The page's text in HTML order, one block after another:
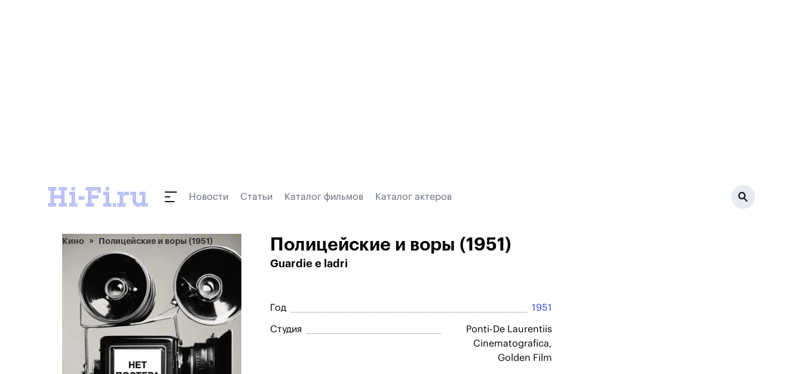
Новости Статьи Каталог фильмов Каталог актеров
Кино Полицейские и воры (1951) Полицейские и воры (1951)
Guardie e ladri
Год 1951
Студия
Ponti-De Laurentiis
Cinematografica,
Golden Film